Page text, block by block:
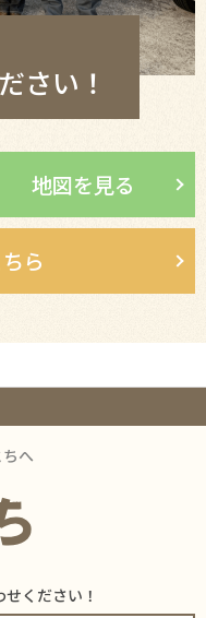
さい！
地図を見る
ら
へ
ください！